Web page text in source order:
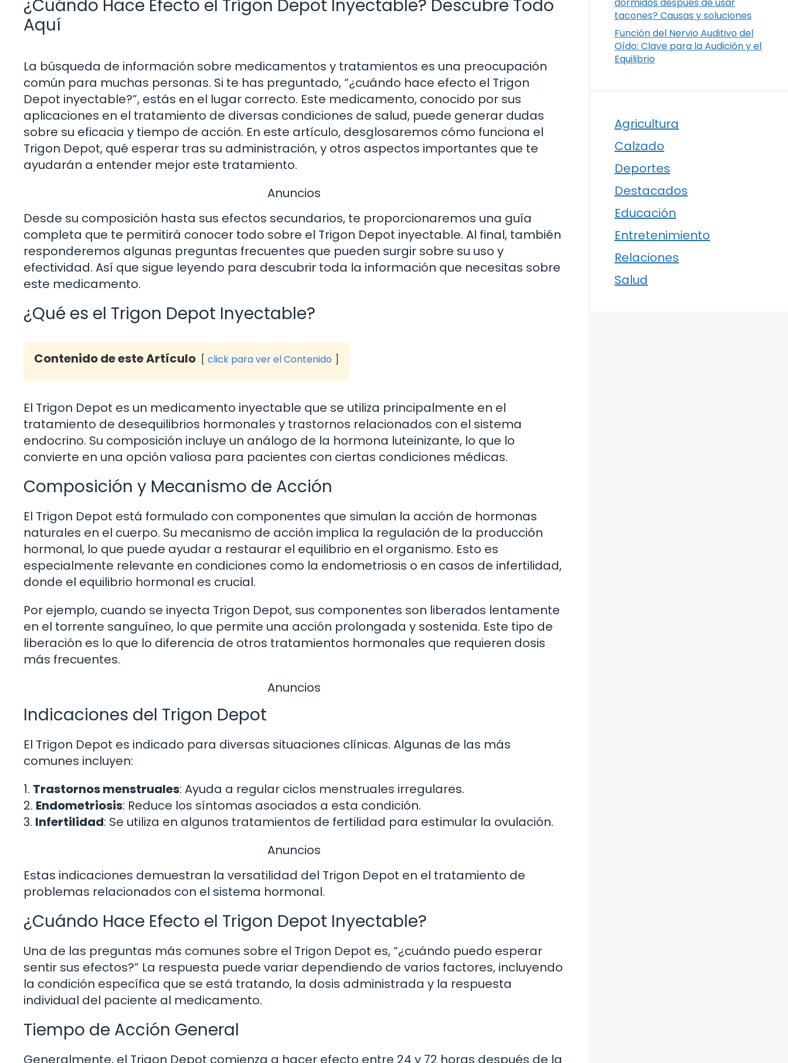
¿Cuándo Hace Efecto el Trigon Depot Inyectable? Descubre Todo
Aquí
La búsqueda de información sobre medicamentos y tratamientos es una preocupación
común para muchas personas. Si te has preguntado, “¿cuándo hace efecto el Trigon
Depot inyectable?”, estás en el lugar correcto. Este medicamento, conocido por sus
aplicaciones en el tratamiento de diversas condiciones de salud, puede generar dudas
sobre su eficacia y tiempo de acción. En este artículo, desglosaremos cómo funciona el
Trigon Depot, qué esperar tras su administración, y otros aspectos importantes que te
ayudarán a entender mejor este tratamiento.
Anuncios
Desde su composición hasta sus efectos secundarios, te proporcionaremos una guía
completa que te permitirá conocer todo sobre el Trigon Depot inyectable. Al final, también
responderemos algunas preguntas frecuentes que pueden surgir sobre su uso y
efectividad. Así que sigue leyendo para descubrir toda la información que necesitas sobre
este medicamento.
¿Qué es el Trigon Depot Inyectable?
Contenido de este Artículo click para ver el Contenido
El Trigon Depot es un medicamento inyectable que se utiliza principalmente en el
tratamiento de desequilibrios hormonales y trastornos relacionados con el sistema
endocrino. Su composición incluye un análogo de la hormona luteinizante, lo que lo
convierte en una opción valiosa para pacientes con ciertas condiciones médicas.
Composición y Mecanismo de Acción
El Trigon Depot está formulado con componentes que simulan la acción de hormonas
naturales en el cuerpo. Su mecanismo de acción implica la regulación de la producción
hormonal, lo que puede ayudar a restaurar el equilibrio en el organismo. Esto es
especialmente relevante en condiciones como la endometriosis o en casos de infertilidad,
donde el equilibrio hormonal es crucial.
Por ejemplo, cuando se inyecta Trigon Depot, sus componentes son liberados lentamente
en el torrente sanguíneo, lo que permite una acción prolongada y sostenida. Este tipo de
liberación es lo que lo diferencia de otros tratamientos hormonales que requieren dosis
más frecuentes.
Anuncios
Indicaciones del Trigon Depot
El Trigon Depot es indicado para diversas situaciones clínicas. Algunas de las más
comunes incluyen:
1. Trastornos menstruales: Ayuda a regular ciclos menstruales irregulares.
2. Endometriosis: Reduce los síntomas asociados a esta condición.
3. Infertilidad: Se utiliza en algunos tratamientos de fertilidad para estimular la ovulación.
Anuncios
Estas indicaciones demuestran la versatilidad del Trigon Depot en el tratamiento de
problemas relacionados con el sistema hormonal.
¿Cuándo Hace Efecto el Trigon Depot Inyectable?
Una de las preguntas más comunes sobre el Trigon Depot es, “¿cuándo puedo esperar
sentir sus efectos?” La respuesta puede variar dependiendo de varios factores, incluyendo
la condición específica que se está tratando, la dosis administrada y la respuesta
individual del paciente al medicamento.
Tiempo de Acción General
Generalmente, el Trigon Depot comienza a hacer efecto entre 24 y 72 horas después de la
tacones? Causas y soluciones
Función del Nervio Auditivo del
Oído: Clave para la Audición y el
Equilibrio
Agricultura
Calzado
Deportes
Destacados
Educación
Entretenimiento
Relaciones
Salud